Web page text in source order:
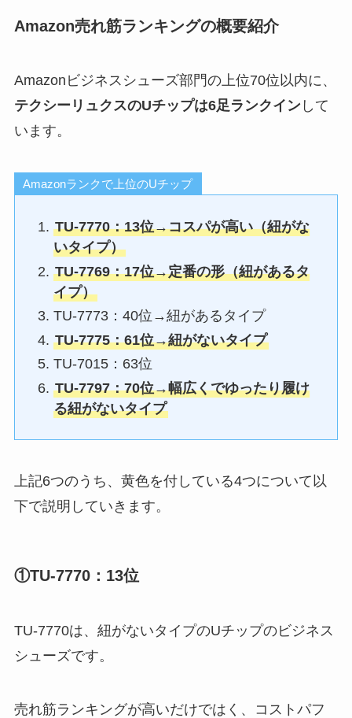
Amazon売れ筋ランキングの概要紹介
Amazonビジネスシューズ部門の上位70位以内に、
テクシーリュクスのUチップは6足ランクインして
います。
Amazonランクで上位のUチップ
TU-7770：13位→コスパが高い（紐がな
いタイプ）
TU-7769：17位→定番の形（紐があるタ
イプ）
TU-7773：40位→紐があるタイプ
TU-7775：61位→紐がないタイプ
TU-7015：63位
TU-7797：70位→幅広くでゆったり履け
る紐がないタイプ
上記6つのうち、黄色を付している4つについて以
下で説明していきます。
①TU-7770：13位
TU-7770は、紐がないタイプのUチップのビジネス
シューズです。
売れ筋ランキングが高いだけではく、コストパフ